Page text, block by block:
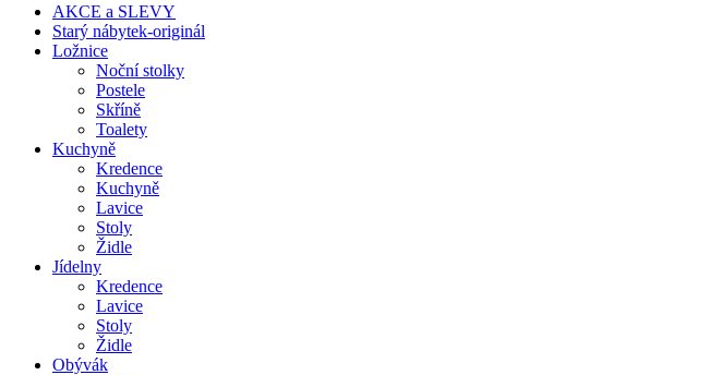
AKCE a SLEVY
Starý nábytek-originál
Ložnice
Noční stolky
Postele
Skříně
Toalety
Kuchyně
Kredence
Kuchyně
Lavice
Stoly
Židle
Jídelny
Kredence
Lavice
Stoly
Židle
Obývák